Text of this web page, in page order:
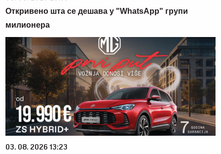
Откривено шта се дешава у "WhatsApp" групи
милионера
03. 08. 2026 13:23